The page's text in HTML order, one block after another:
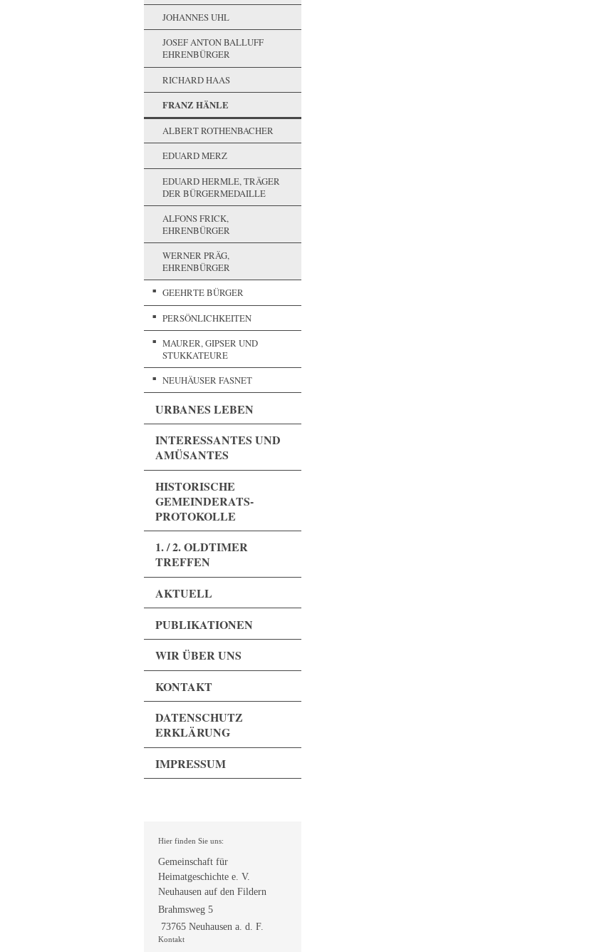
JOHANNES UHL
JOSEF ANTON BALLUFF
EHRENBÜRGER
RICHARD HAAS
FRANZ HÄNLE
ALBERT ROTHENBACHER
EDUARD MERZ
EDUARD HERMLE, TRÄGER
DER BÜRGERMEDAILLE
ALFONS FRICK,
EHRENBÜRGER
WERNER PRÄG,
EHRENBÜRGER
GEEHRTE BÜRGER
PERSÖNLICHKEITEN
MAURER, GIPSER UND
STUKKATEURE
NEUHÄUSER FASNET
URBANES LEBEN
INTERESSANTES UND
AMÜSANTES
HISTORISCHE
GEMEINDERATS-
PROTOKOLLE
1. / 2. OLDTIMER
TREFFEN
AKTUELL
PUBLIKATIONEN
WIR ÜBER UNS
KONTAKT
DATENSCHUTZ
ERKLÄRUNG
IMPRESSUM
Hier finden Sie uns:
Gemeinschaft für
Heimatgeschichte e. V.
Neuhausen auf den Fildern
Brahmsweg 5
73765 Neuhausen a. d. F.
Kontakt